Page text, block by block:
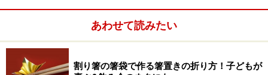
みたいな好循環が生まれるんじゃないかと思います。
よく仕事のシーンでは「おかげさまで」というセリフを
使いますよね。「みなさんのおかげで自分はいい仕事が
あわせて読みたい
割り箸の箸袋で作る箸置きの折り方！子どもが